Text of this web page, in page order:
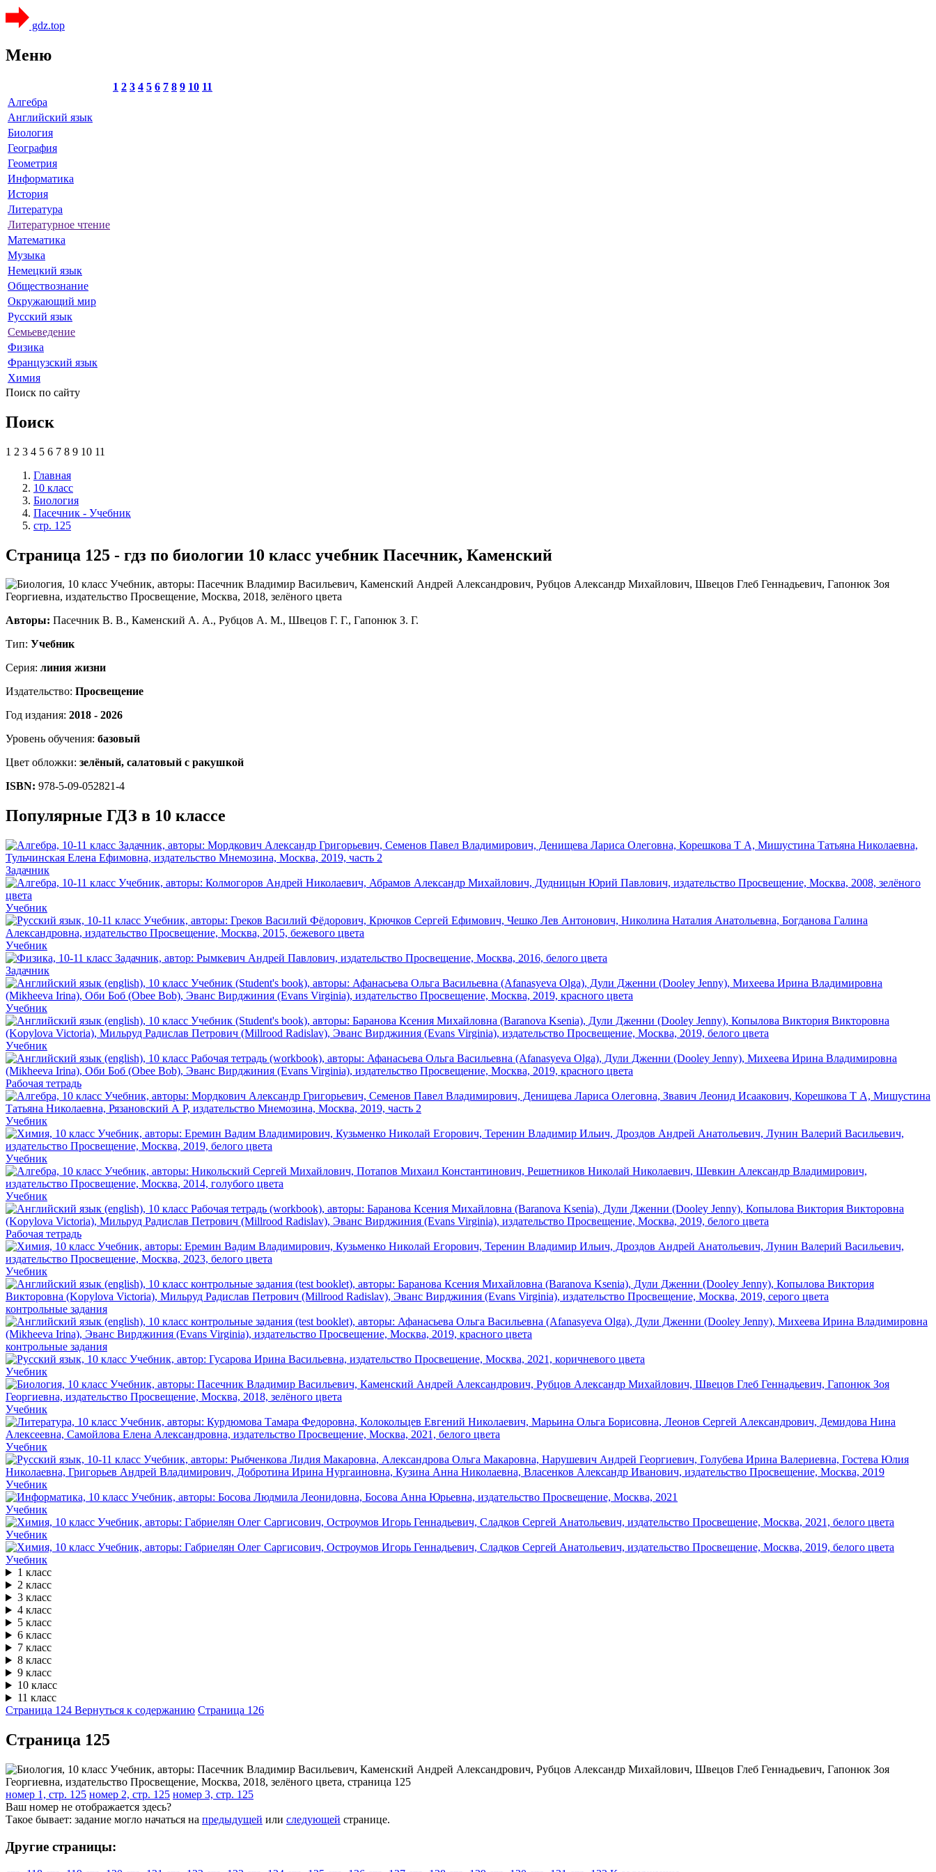
gdz.top
Меню
1 2 3 4 5 6 7 8 9 10 11
Алгебра
Английский язык
Биология
География
Геометрия
Информатика
История
Литература
Литературное чтение
Математика
Музыка
Немецкий язык
Обществознание
Окружающий мир
Русский язык
Семьеведение
Физика
Французский язык
Химия
Поиск по сайту
Поиск
1 2 3 4 5 6 7 8 9 10 11
Главная
10 класс
Биология
Пасечник - Учебник
стр. 125
Страница 125 - гдз по биологии 10 класс учебник Пасечник, Каменский
Авторы: Пасечник В. В., Каменский А. А., Рубцов А. М., Швецов Г. Г., Гапонюк З. Г.
Тип: Учебник
Серия: линия жизни
Издательство: Просвещение
Год издания: 2018 - 2026
Уровень обучения: базовый
Цвет обложки: зелёный, салатовый с ракушкой
ISBN: 978-5-09-052821-4
Популярные ГДЗ в 10 классе
Задачник
Учебник
Учебник
Задачник
Учебник
Учебник
Рабочая тетрадь
Учебник
Учебник
Учебник
Рабочая тетрадь
Учебник
контрольные задания
контрольные задания
Учебник
Учебник
Учебник
Учебник
Учебник
Учебник
Учебник
1 класс
2 класс
3 класс
4 класс
5 класс
6 класс
7 класс
8 класс
9 класс
10 класс
11 класс
Страница 124 Вернуться к содержанию Страница 126
Cтраница 125
номер 1, стр. 125 номер 2, стр. 125 номер 3, стр. 125
Ваш номер не отображается здесь?
Такое бывает: задание могло начаться на предыдущей или следующей странице.
Другие страницы: